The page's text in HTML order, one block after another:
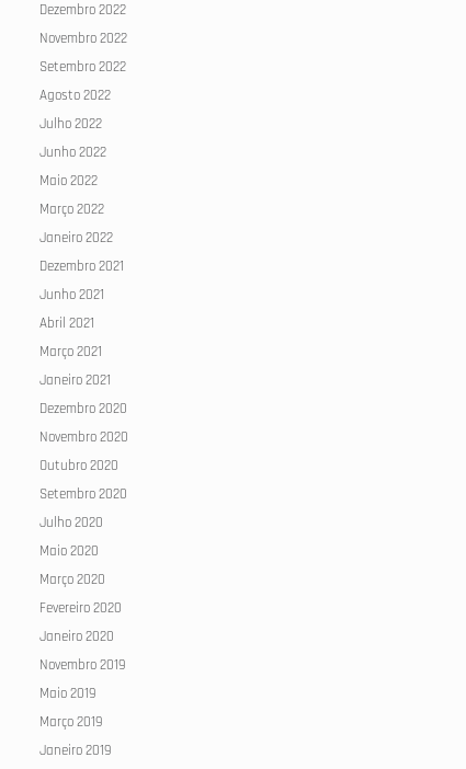
Dezembro 2022
Novembro 2022
Setembro 2022
Agosto 2022
Julho 2022
Junho 2022
Maio 2022
Março 2022
Janeiro 2022
Dezembro 2021
Junho 2021
Abril 2021
Março 2021
Janeiro 2021
Dezembro 2020
Novembro 2020
Outubro 2020
Setembro 2020
Julho 2020
Maio 2020
Março 2020
Fevereiro 2020
Janeiro 2020
Novembro 2019
Maio 2019
Março 2019
Janeiro 2019